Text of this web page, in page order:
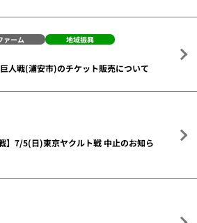
ァーム 地域振興
人戦(浦安市)のチケット販売について
】7/5(日)東京ヤクルト戦 中止のお知ら